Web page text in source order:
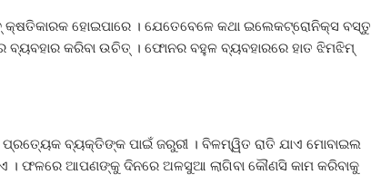
ହୋଇପାରେ । ଯେତେବେଳେ କଥା ଇଲେକଟ୍ରୋନିକ୍ସ ବସ୍ତୁ
ବ୍ୟବହାର କରିବା ଉଚିତ୍ । ଫୋନର ବହୁଳ ବ୍ୟବହାରରେ ହାତ ଝିମଝିମ୍
ବ୍ୟକ୍ତିଙ୍କ ପାଇଁ ଜରୁରୀ । ବିଳମ୍ୱିତ ରାତି ଯାଏ ମୋବାଇଲ
। ଫଳରେ ଆପଣଙ୍କୁ ଦିନରେ ଅଳସୁଆ ଲାଗିବା କୌଣସି କାମ କରିବାକୁ